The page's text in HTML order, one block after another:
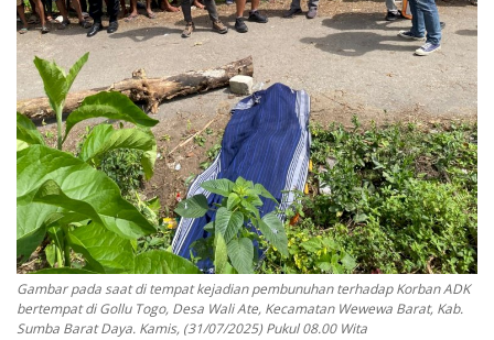
Gambar pada saat di tempat kejadian pembunuhan terhadap Korban ADK
bertempat di Gollu Togo, Desa Wali Ate, Kecamatan Wewewa Barat, Kab.
Sumba Barat Daya. Kamis, (31/07/2025) Pukul 08.00 Wita